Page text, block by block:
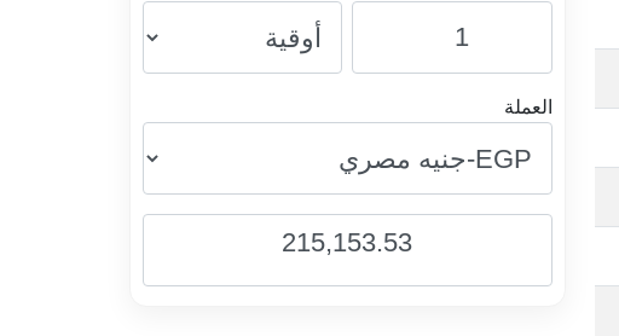
العملة
215,153.53